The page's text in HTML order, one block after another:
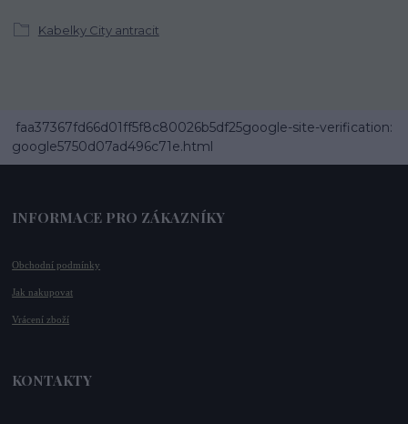
Kabelky City antracit
faa37367fd66d01ff5f8c80026b5df25google-site-verification:
google5750d07ad496c71e.html
INFORMACE PRO ZÁKAZNÍKY
Obchodní podmínky
Jak nakupovat
Vrácení zboží
KONTAKTY